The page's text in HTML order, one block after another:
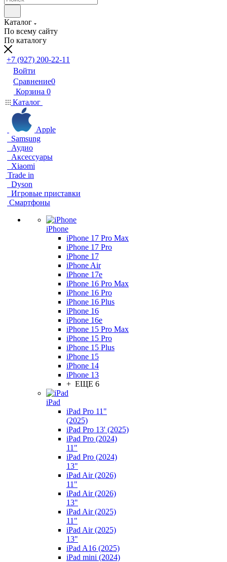
Каталог
По всему сайту
По каталогу
+7 (927) 200-22-11
Войти
Сравнение0
Корзина 0
Каталог
Apple
Samsung
Аудио
Аксессуары
Xiaomi
Trade in
Dyson
Игровые приставки
Смартфоны
iPhone
iPhone 17 Pro Max
iPhone 17 Pro
iPhone 17
iPhone Air
iPhone 17e
iPhone 16 Pro Max
iPhone 16 Pro
iPhone 16 Plus
iPhone 16
iPhone 16e
iPhone 15 Pro Max
iPhone 15 Pro
iPhone 15 Plus
iPhone 15
iPhone 14
iPhone 13
+ ЕЩЕ 6
iPad
iPad Pro 11"
(2025)
iPad Pro 13' (2025)
iPad Pro (2024)
11"
iPad Pro (2024)
13"
iPad Air (2026)
11"
iPad Air (2026)
13"
iPad Air (2025)
11"
iPad Air (2025)
13"
iPad A16 (2025)
iPad mini (2024)